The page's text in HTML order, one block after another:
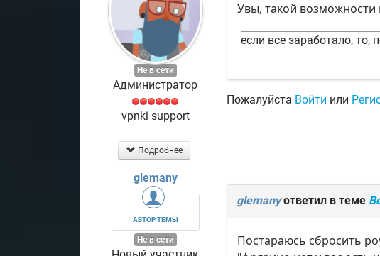
Не в сети
Администратор
vpnki support
Подробнее
Увы, такой возможности
если все заработало,
Пожалуйста Войти или
glemany
АВТОР ТЕМЫ
Не в сети
glemanyответил в теме
Постараюсь сбросить